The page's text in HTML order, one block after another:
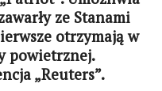
ze Stanami
otrzymają w
powietrznej.
„Reuters”.